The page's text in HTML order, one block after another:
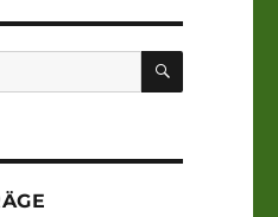
SUCHEN